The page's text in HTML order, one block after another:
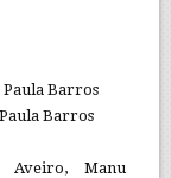
Barros
Barros
Manu